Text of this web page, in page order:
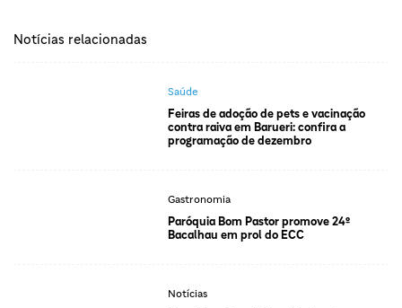
Notícias relacionadas
Saúde
Feiras de adoção de pets e vacinação
contra raiva em Barueri: confira a
programação de dezembro
Gastronomia
Paróquia Bom Pastor promove 24º
Bacalhau em prol do ECC
Notícias